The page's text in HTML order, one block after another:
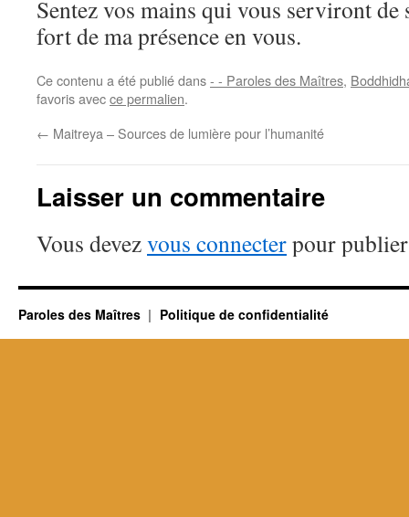
Sentez vos mains qui vous serviront
fort de ma présence en vous.
Ce contenu a été publié dans- - Paroles des Maîtres,
favoris avecce permalien.
← Maitreya – Sources de lumière pour l’humanité
Laisser un commentaire
Vous devezvous connecterpour
Paroles des Maîtres Politique de confidentialité